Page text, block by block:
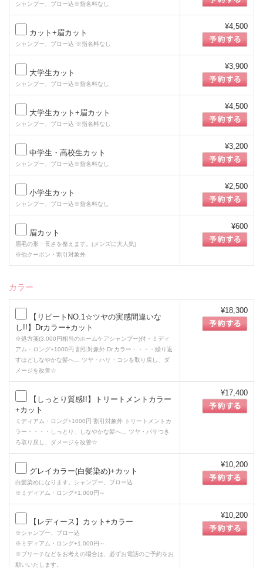
シャンプー、ブロー込※指名料なし
カット+眉カット
シャンプー、ブロー込 ※指名料なし
¥4,500
大学生カット
シャンプー、ブロー込※指名料なし
¥3,900
大学生カット+眉カット
シャンプー、ブロー込 ※指名料なし
¥4,500
中学生・高校生カット
シャンプー、ブロー込※指名料なし
¥3,200
小学生カット
シャンプー、ブロー込※指名料なし
¥2,500
眉カット
眉毛の形・長さを整えます。(メンズに大人気)
※他クーポン・割引対象外
¥600
カラー
【リピートNO.1☆ツヤの実感間違いな
し!!】Drカラー+カット
※処方箋(3,000円相当のホームケアシャンプー)付・ミディ
アム・ロング+1000円 割引対象外 Dr.カラー・・・・繰り返
すほどしなやかな髪へ… ツヤ・ハリ・コシを取り戻し、ダ
メージを改善☆
¥18,300
【しっとり質感!!】トリートメントカラー
+カット
ミディアム・ロング+1000円 割引対象外 トリートメントカ
ラー・・・・しっとり、しなやかな髪へ… ツヤ・パサつき
ろ取り戻し、ダメージを改善☆
¥17,400
グレイカラー(白髪染め)+カット
白髪染めになります。シャンプー、ブロー込
※ミディアム・ロング+1,000円～
¥10,200
【レディース】カット+カラー
※シャンプー、ブロー込
※ミディアム・ロング+1,000円～
※ブリーチなどをお考えの場合は、必ずお電話のご予約をお
願いいたします。
¥10,200